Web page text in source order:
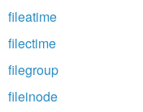
fileatime
filectime
filegroup
fileinode